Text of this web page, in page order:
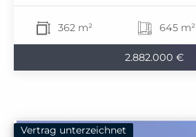
362 m² 645 m²
2.882.000 €
Vertrag unterzeichnet